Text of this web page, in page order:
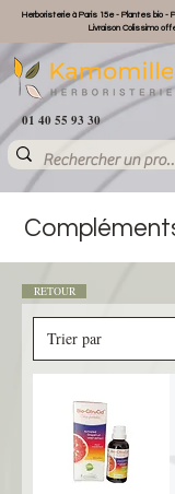
Herboristerie à Paris 15e - Plantes bio -
Livraison Colissimo
01 40 55 93 30
RETOUR